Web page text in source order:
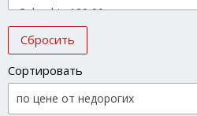
Сбросить
Сортировать